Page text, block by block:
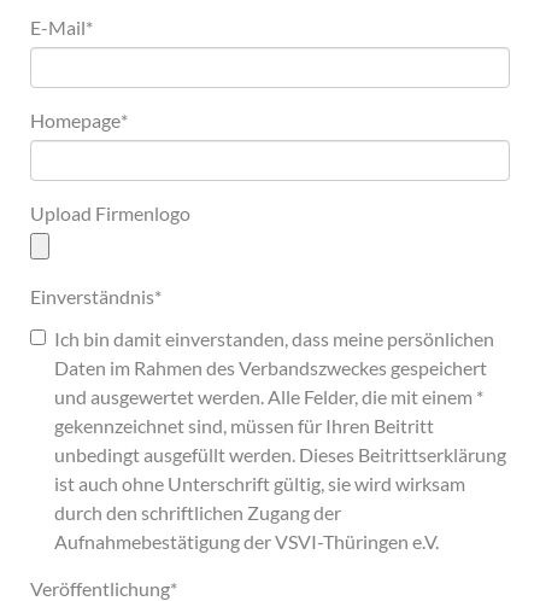
E-Mail*
Homepage*
Upload Firmenlogo
Einverständnis*
Ich bin damit einverstanden, dass meine persönlichen
Daten im Rahmen des Verbandszweckes gespeichert
und ausgewertet werden. Alle Felder, die mit einem *
gekennzeichnet sind, müssen für Ihren Beitritt
unbedingt ausgefüllt werden. Dieses Beitrittserklärung
ist auch ohne Unterschrift gültig, sie wird wirksam
durch den schriftlichen Zugang der
Aufnahmebestätigung der VSVI-Thüringen e.V.
Veröffentlichung*